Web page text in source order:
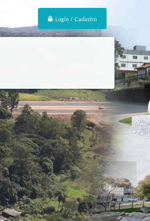
Login / Cadastro